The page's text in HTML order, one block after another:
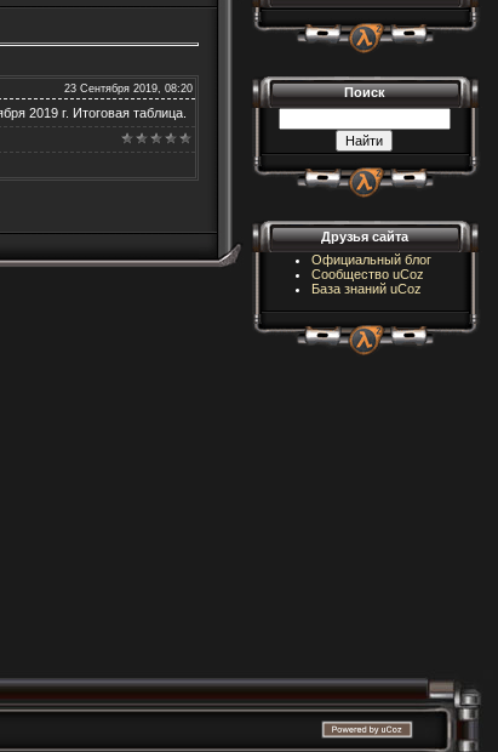
23 Сентября 2019, 08:20
2019 г. Итоговая таблица.
Поиск
Друзья сайта
Официальный блог
Сообщество uCoz
База знаний uCoz